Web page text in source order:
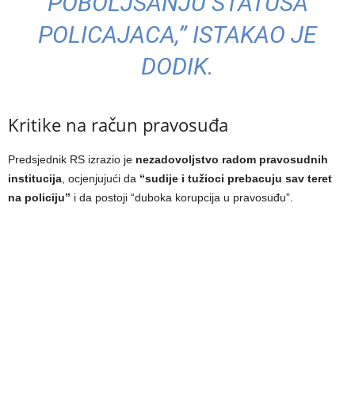
POLICAJACA,” ISTAKAO JE
DODIK.
Kritike na račun pravosuđa
Predsjednik RS izrazio je nezadovoljstvo radom pravosudnih
institucija, ocjenjujući da “sudije i tužioci prebacuju sav teret
na policiju” i da postoji “duboka korupcija u pravosuđu”.